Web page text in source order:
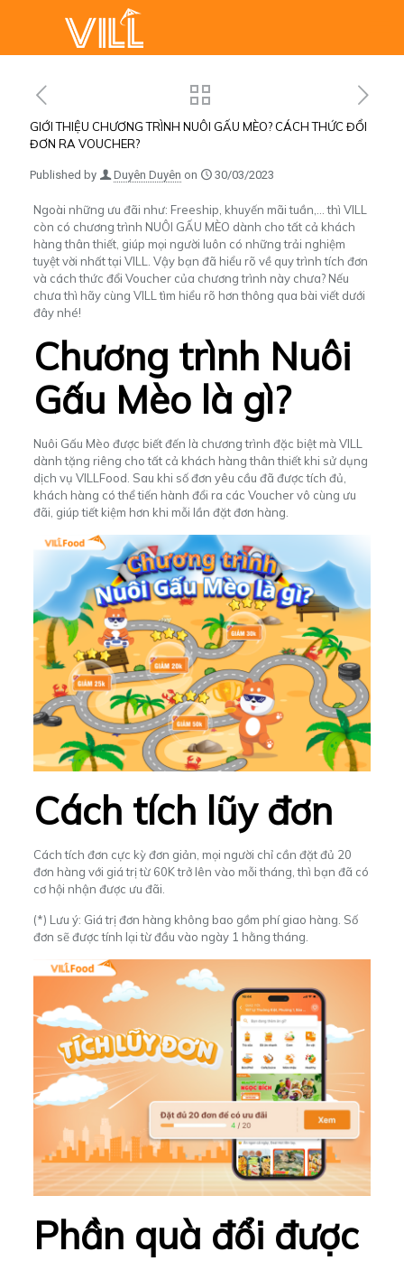
GIỚI THIỆU CHƯƠNG TRÌNH NUÔI GẤU MÈO? CÁCH THỨC ĐỔI
ĐƠN RA VOUCHER?
Published by Duyên Duyên on 30/03/2023
Ngoài những ưu đãi như: Freeship, khuyến mãi tuần,… thì VILL
còn có chương trình NUÔI GẤU MÈO dành cho tất cả khách
hàng thân thiết, giúp mọi người luôn có những trải nghiệm
tuyệt vời nhất tại VILL. Vậy bạn đã hiểu rõ về quy trình tích đơn
và cách thức đổi Voucher của chương trình này chưa? Nếu
chưa thì hãy cùng VILL tìm hiểu rõ hơn thông qua bài viết dưới
đây nhé!
Chương trình Nuôi
Gấu Mèo là gì?
Nuôi Gấu Mèo được biết đến là chương trình đặc biệt mà VILL
dành tặng riêng cho tất cả khách hàng thân thiết khi sử dụng
dịch vụ VILLFood. Sau khi số đơn yêu cầu đã được tích đủ,
khách hàng có thể tiến hành đổi ra các Voucher vô cùng ưu
đãi, giúp tiết kiệm hơn khi mỗi lần đặt đơn hàng.
Cách tích lũy đơn
Cách tích đơn cực kỳ đơn giản, mọi người chỉ cần đặt đủ 20
đơn hàng với giá trị từ 60K trở lên vào mỗi tháng, thì bạn đã có
cơ hội nhận được ưu đãi.
(*) Lưu ý: Giá trị đơn hàng không bao gồm phí giao hàng. Số
đơn sẽ được tính lại từ đầu vào ngày 1 hằng tháng.
Phần quà đổi được